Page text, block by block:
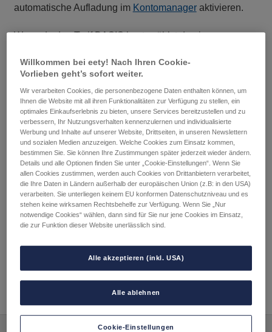
automatische Aufladung im Kontomanageraktivieren.
Wenn du den Tarif BASIS hast, wählst du einen
Guthaben aufgeladen werden soll.
Für alle anderen Tarife gilt: Das Guthaben in Höhe der
Tarif-Kosten wird automatisch aufgeladen.
Bei einem Tarifwechsel wird die automatische Aufladung
an den neuen Tarifpreis angepasst.
Beitragsnavigation
Vorheriger
Wie kann ich Guthaben
Nächster
Wie erfahre ich die Höhe
Willkommen bei eety! Nach Ihren Cookie-
Vorlieben geht’s sofort weiter.
Wir verarbeiten Cookies, die personenbezogene Daten enthalten können, um
Ihnen die Website mit all ihren Funktionalitäten zur Verfügung zu stellen, ein
optimales Einkaufserlebnis zu bieten, unsere Services bereitzustellen und zu
verbessern, Ihr Nutzungsverhalten kennenzulernen und individualisierte
Werbung und Inhalte auf unserer Website, Drittseiten, in unseren Newslettern
und sozialen Medien anzuzeigen. Welche Cookies zum Einsatz kommen,
bestimmen Sie. Sie können Ihre Zustimmungen später jederzeit wieder ändern.
Details und alle Optionen finden Sie unter „Cookie-Einstellungen“. Wenn Sie
allen Cookies zustimmen, werden auch Cookies von Drittanbietern verarbeitet,
die Ihre Daten in Ländern außerhalb der europäischen Union (z.B: in den USA)
verarbeiten. Sie unterliegen keinem EU konformen Datenschutzniveau und es
stehen keine wirksamen Rechtsbehelfe zur Verfügung. Wenn Sie „Nur
notwendige Cookies“ wählen, dann sind für Sie nur jene Cookies im Einsatz,
die zur Funktion dieser Website unerlässlich sind.
Alle ablehnen
Alle akzeptieren (inkl. USA)
Cookie-Einstellungen